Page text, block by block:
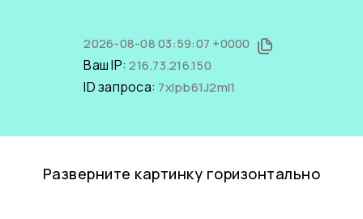
2026-08-08 03:59:07 +0000
Ваш IP:216.73.216.150
ID запроса: 7xIpb61J2mI1
Разверните картинку горизонтально